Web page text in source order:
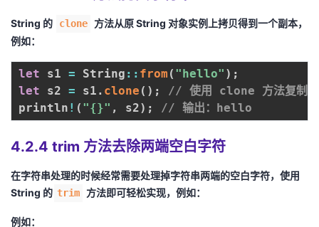
String 的 clone 方法从原String 对象实例上拷贝得到一个副本，
例如：
let s1 = String : : from ( "hello" ) ;
let s2 = s1 . clone ( ) ;
// 使用 clone 方法复制一
println ! ( "{}" , s2) ; // 输出：hello
4.2.4 trim 方法去除两端空白字符
在字符串处理的时候经常需要处理掉字符串两端的空白字符，使用
String 的 trim 方法即可轻松实现，例如：
例如：